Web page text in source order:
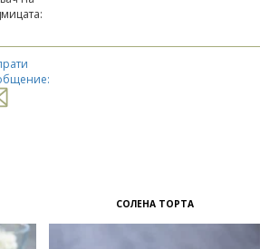
СОЛЕНА ТОРТА